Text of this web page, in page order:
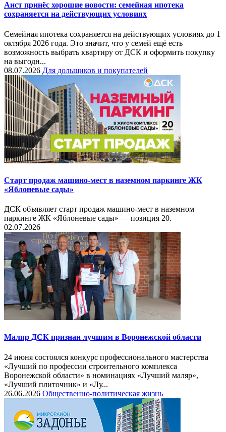
Аист принёс хорошие новости: семейная ипотека
сохраняется на действующих условиях
Семейная ипотека сохраняется на действующих условиях до 1
октября 2026 года. Это значит, что у семей ещё есть
возможность выбрать квартиру от ДСК и оформить покупку
на выгодн...
08.07.2026 Для дольщиков и покупателей
Старт продаж машино-мест в наземном паркинге ЖК
«Яблоневые сады»
ДСК объявляет старт продаж машино-мест в наземном
паркинге ЖК «Яблоневые сады» — позиция 20.
02.07.2026
Маляр ДСК признан лучшим в Воронежской области
24 июня состоялся конкурс профессионального мастерства
«Лучший по профессии строительного комплекса
Воронежской области» в номинациях «Лучший маляр»,
«Лучший плиточник» и «Лу...
26.06.2026 Общественно-политическая жизнь